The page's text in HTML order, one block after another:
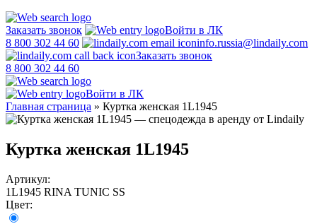
Заказать звонок
Войти в ЛК
8 800 302 44 60
info.russia@lindaily.com
Заказать звонок
8 800 302 44 60
Войти в ЛК
Главная страница » Куртка женская 1L1945
Куртка женская 1L1945
Артикул:
1L1945 RINA TUNIC SS
Цвет: